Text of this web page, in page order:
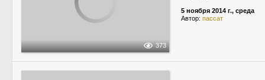
373
5 ноября 2014 г., среда
Автор: пассат